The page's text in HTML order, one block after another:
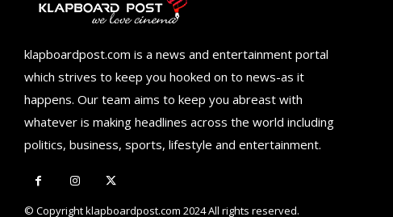
klapboardpost.com is a news and entertainment portal
which strives to keep you hooked on to news-as it
happens. Our team aims to keep you abreast with
whatever is making headlines across the world including
politics, business, sports, lifestyle and entertainment.
© Copyright klapboardpost.com 2024 All rights reserved.